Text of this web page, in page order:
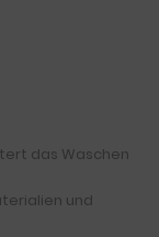
das Waschen
und